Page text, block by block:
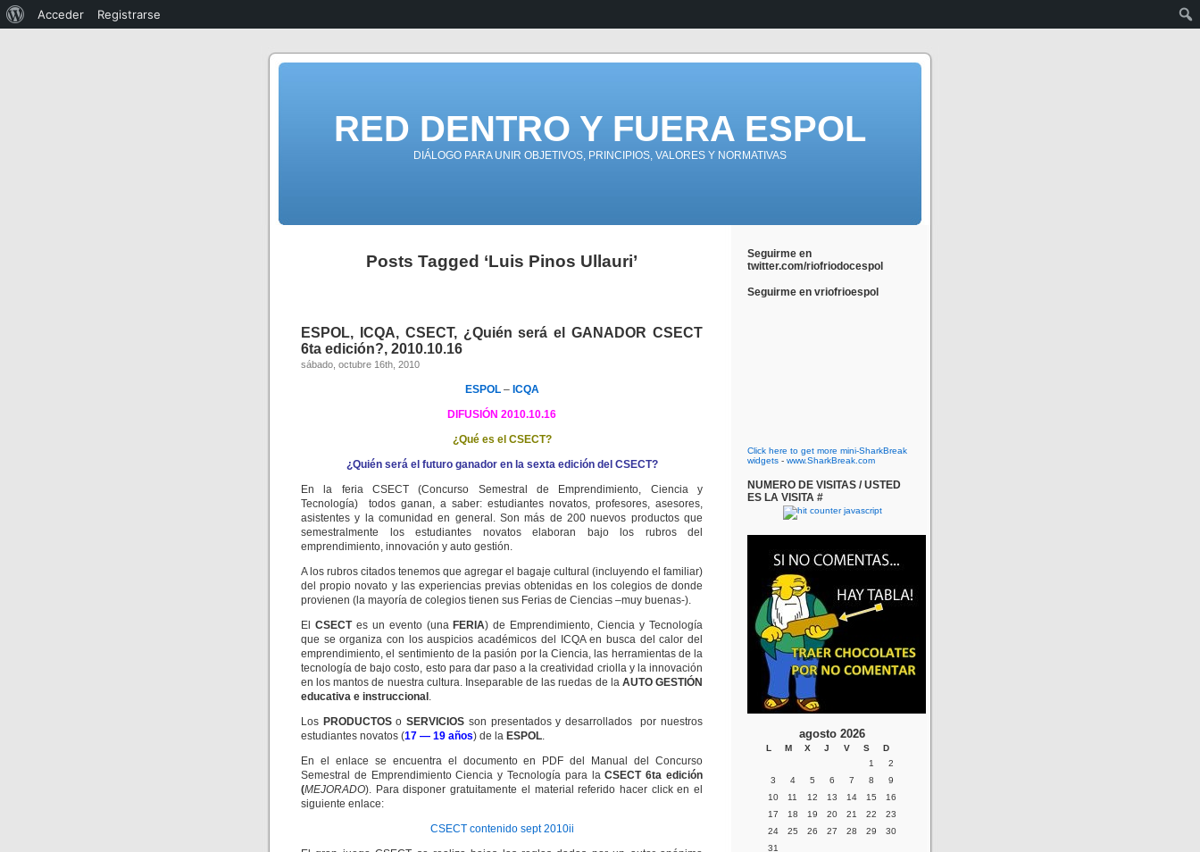
RED DENTRO Y FUERA ESPOL
DIÁLOGO PARA UNIR OBJETIVOS, PRINCIPIOS, VALORES Y NORMATIVAS
Posts Tagged ‘Luis Pinos Ullauri’
ESPOL, ICQA, CSECT, ¿Quién será el GANADOR CSECT
6ta edición?, 2010.10.16
sábado, octubre 16th, 2010
ESPOL– ICQA
DIFUSIÓN 2010.10.16
¿Qué es el CSECT?
¿Quién será el futuro ganador en la sexta edición del CSECT?
En la feria CSECT (Concurso Semestral de Emprendimiento, Ciencia y
Tecnología) todos ganan, a saber: estudiantes novatos, profesores, asesores,
asistentes y la comunidad en general. Son más de 200 nuevos productos que
semestralmente los estudiantes novatos elaboran bajo los rubros del
emprendimiento, innovación y auto gestión.
A los rubros citados tenemos que agregar el bagaje cultural (incluyendo el familiar)
del propio novato y las experiencias previas obtenidas en los colegios de donde
provienen (la mayoría de colegios tienen sus Ferias de Ciencias –muy buenas-).
El CSECTes un evento (una FERIA) de Emprendimiento, Ciencia y Tecnología
que se organiza con los auspicios académicos del ICQA en busca del calor del
emprendimiento, el sentimiento de la pasión por la Ciencia, las herramientas de la
tecnología de bajo costo, esto para dar paso a la creatividad criolla y la innovación
en los mantos de nuestra cultura. Inseparable de las ruedas de la AUTO GESTIÓN
educativa e instruccional .
Los PRODUCTOSoSERVICIOS son presentados y desarrollados por nuestros
estudiantes novatos (17 — 19 años) de la ESPOL.
En el enlace se encuentra el documento en PDF del Manual del Concurso
Semestral de Emprendimiento Ciencia y Tecnología para laCSECT 6ta edición
(MEJORADO). Para disponer gratuitamente el material referido hacer click en el
siguiente enlace:
CSECT contenido sept 2010ii
Seguirme en
twitter.com/riofriodocespol
Seguirme en vriofrioespol
Click here to get more mini-SharkBreak
widgets - www.SharkBreak.com
NUMERO DE VISITAS / USTED
ES LA VISITA #
agosto 2026
L M X J V S
D
1
2
3
4 5 6 7 8
9
10
11 12 13 14 15
16
17
18 19 20 21 22
23
24
25 26 27 28 29
30
31
Acceder Registrarse